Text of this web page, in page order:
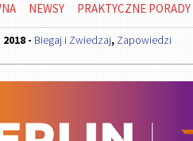
NEWSY PRAKTYCZNE PORADY
- Biegaj i Zwiedzaj, Zapowiedzi